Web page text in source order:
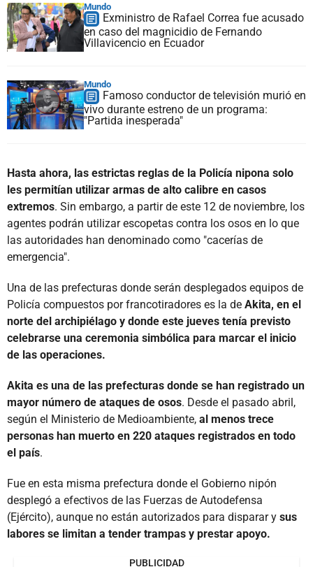
Mundo
Exministro de Rafael Correa fue acusado
en caso del magnicidio de Fernando
Villavicencio en Ecuador
Mundo
Famoso conductor de televisión murió en
vivo durante estreno de un programa:
"Partida inesperada"
Hasta ahora, las estrictas reglas de la Policía nipona solo
les permitían utilizar armas de alto calibre en casos
extremos. Sin embargo, a partir de este 12 de noviembre, los
agentes podrán utilizar escopetas contra los osos en lo que
las autoridades han denominado como "cacerías de
emergencia".
Una de las prefecturas donde serán desplegados equipos de
Policía compuestos por francotiradores es la de Akita, en el
norte del archipiélago y donde este jueves tenía previsto
celebrarse una ceremonia simbólica para marcar el inicio
de las operaciones.
Akita es una de las prefecturas donde se han registrado un
mayor número de ataques de osos. Desde el pasado abril,
según el Ministerio de Medioambiente, al menos trece
personas han muerto en 220 ataques registrados en todo
el país.
Fue en esta misma prefectura donde el Gobierno nipón
desplegó a efectivos de las Fuerzas de Autodefensa
(Ejército), aunque no están autorizados para disparar y sus
labores se limitan a tender trampas y prestar apoyo.
PUBLICIDAD